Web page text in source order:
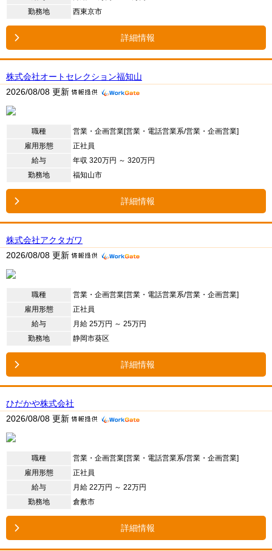
勤務地
西東京市
詳細情報
株式会社オートセレクション福知山
2026/08/08 更新
職種
営業・企画営業[営業・電話営業系/営業・企画営業]
雇用形態
正社員
給与
年収 320万円 ～ 320万円
勤務地
福知山市
詳細情報
株式会社アクタガワ
2026/08/08 更新
職種
営業・企画営業[営業・電話営業系/営業・企画営業]
雇用形態
正社員
給与
月給 25万円 ～ 25万円
勤務地
静岡市葵区
詳細情報
ひだかや株式会社
2026/08/08 更新
職種
営業・企画営業[営業・電話営業系/営業・企画営業]
雇用形態
正社員
給与
月給 22万円 ～ 22万円
勤務地
倉敷市
詳細情報